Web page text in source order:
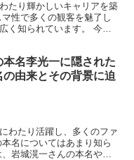
たり輝かしいキャリアを築
性で多くの観客を魅了し
く知られています。 今回
本名李光一に隠された
由来とその背景に迫
わたり活躍し、多くのファ
名についてはあまり知ら
岩城滉一さんの本名やそ